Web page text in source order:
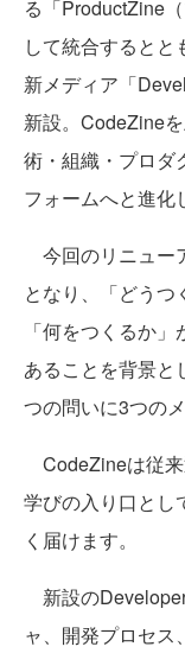
る「ProductZine
して統合すると
新メディア「
新設。CodeZine
術・組織・プロダ
フォームへと進化
今回のリニュー
となり、「どうつ
「何をつくるか
あることを背景と
つの問いに3つの
CodeZineは従
学びの入り口とし
く届けます。
新設の
ャ、開発プロセス